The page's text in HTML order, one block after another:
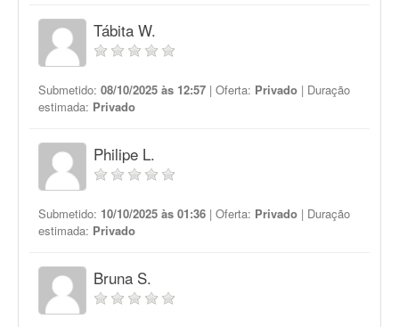
Tábita W.
Submetido: 08/10/2025 às 12:57 | Oferta: Privado | Duração
estimada: Privado
Philipe L.
Submetido: 10/10/2025 às 01:36 | Oferta: Privado | Duração
estimada: Privado
Bruna S.